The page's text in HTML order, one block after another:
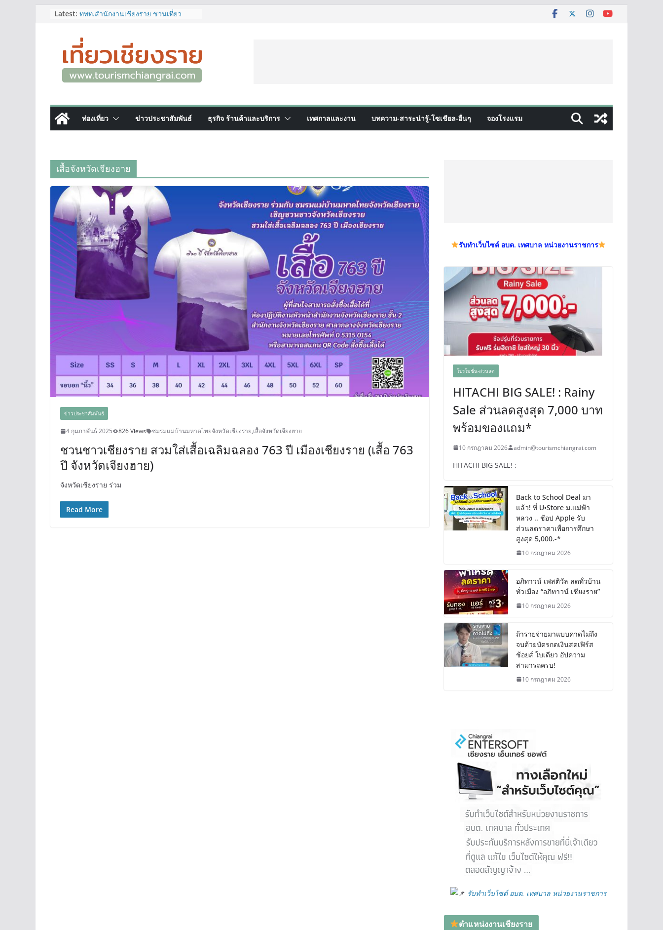
Latest: ททท.สำนักงานเชียงราย ชวนเที่ยว
เก็บแสตมป์ครบ แล้วรับของที่ระลึกสุด
พิเศษ! ทันที
เลขสวย หมวด ขจ เปิดประมูลออนไลน์
แล้ววันนี้ เลขเด่น เลขมงคล ความหมาย
ดีมีให้เลือกหลากหลายทั้ง 301 หมายเลข
จ.เชียงราย ที่ไม่ควรพลาด!
12–16 ส.ค.นี้ เตรียมพบกับมหกรรมสุด
ยิ่งใหญ่แห่งปี “อุตสาหกรรมแฟร์ ล้านนา
ตะวันออก 2026”
ศิลปะมีชีวิต หนุนเศรษฐกิจสร้างสรรค์
และการท่องเที่ยวของเมือง
ท่องเที่ยว ข่าวประชาสัมพันธ์ ธุรกิจ ร้านค้าและบริการ เทศกาลและงาน บทความ-สาระน่ารู้-โซเชียล-อื่นๆ จองโรงแรม
เสื้อจังหวัดเจียงฮาย
ข่าวประชาสัมพันธ์
4 กุมภาพันธ์ 2025 826 Views ชมรมแม่บ้านมหาดไทยจังหวัดเชียงราย,เสื้อจังหวัดเจียงฮาย
ชวนชาวเชียงราย สวมใส่เสื้อเฉลิมฉลอง 763 ปี เมืองเชียงราย (เสื้อ 763
ปี จังหวัดเจียงฮาย)
จังหวัดเชียงราย ร่วม
Read More
รับทำเว็บไซต์ อบต. เทศบาล หน่วยงานราชการ
โปรโมชั่น-ส่วนลด
HITACHI BIG SALE! : Rainy
Sale ส่วนลดสูงสุด 7,000 บาท
พร้อมของแถม*
10 กรกฎาคม 2026 admin@tourismchiangrai.com
HITACHI BIG SALE! :
Back to School Deal มา
แล้ว! ที่ U•Store ม.แม่ฟ้า
หลวง .. ช้อป Apple รับ
ส่วนลดราคาเพื่อการศึกษา
สูงสุด 5,000.-*
10 กรกฎาคม 2026
อภิทาวน์ เฟสติวัล ลดทั่วบ้าน
ทั่วเมือง “อภิทาวน์ เชียงราย”
10 กรกฎาคม 2026
ถ้ารายจ่ายมาแบบคาดไม่ถึง
จบด้วยบัตรกดเงินสดเฟิร์ส
ช้อยส์ ใบเดียว อัปความ
สามารถครบ!
10 กรกฎาคม 2026
รับทำเว็บไซต์ อบต. เทศบาล หน่วยงานราชการ
ตำแหน่งงานเชียงราย